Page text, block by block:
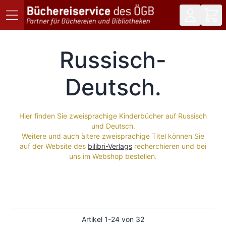
Russisch-
Deutsch
Hier finden Sie zweisprachige Kinderbücher auf Russisch
und Deutsch.
Weitere und auch ältere zweisprachige Titel können Sie
auf der Website des bilibri-Verlags recherchieren und bei
uns im Webshop bestellen.
Artikel 1-24 von 32